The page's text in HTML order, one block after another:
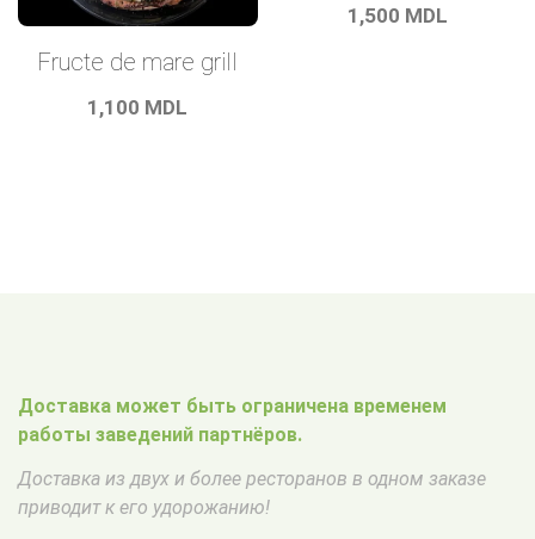
Fructe de mare grill
1,100 MDL
1,500 MDL
Доставка может быть ограничена временем
работы заведений партнёров.
Доставка из двух и более ресторанов в одном заказе
приводит к его удорожанию!